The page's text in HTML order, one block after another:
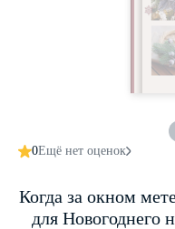
0Ещё нет оценок
Когда за окном
для Новогоднего